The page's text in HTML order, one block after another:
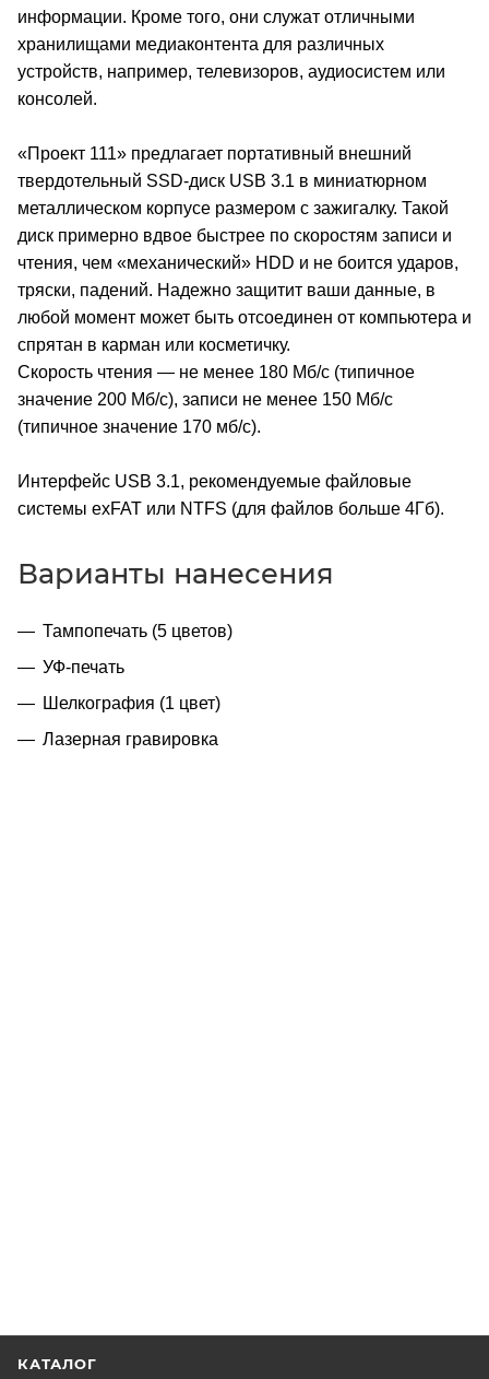
информации. Кроме того, они служат отличными
хранилищами медиаконтента для различных
устройств, например, телевизоров, аудиосистем или
консолей.
«Проект 111» предлагает портативный внешний
твердотельный SSD-диск USB 3.1 в миниатюрном
металлическом корпусе размером с зажигалку. Такой
диск примерно вдвое быстрее по скоростям записи и
чтения, чем «механический» HDD и не боится ударов,
тряски, падений. Надежно защитит ваши данные, в
любой момент может быть отсоединен от компьютера и
спрятан в карман или косметичку.
Скорость чтения — не менее 180 Мб/c (типичное
значение 200 Мб/c), записи не менее 150 Мб/c
(типичное значение 170 мб/c).
Интерфейс USB 3.1, рекомендуемые файловые
системы exFAT или NTFS (для файлов больше 4Гб).
Варианты нанесения
Тампопечать (5 цветов)
УФ-печать
Шелкография (1 цвет)
Лазерная гравировка
КАТАЛОГ